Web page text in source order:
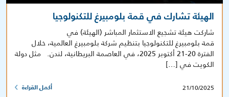
الهيئة تشارك في قمة بلومبيرغ للتكنولوجيا
شاركت هيئة تشجيع الاستثمار المباشر (الهيئة) في
قمة بلومبيرغ للتكنولوجيا بتنظيم شركة بلومبيرغ العالمية، خلال
الفترة 20-21 أكتوبر 2025، في العاصمة البريطانية، لندن. مثل دولة
الكويت في […]
21/10/2025 أكمل القراءة